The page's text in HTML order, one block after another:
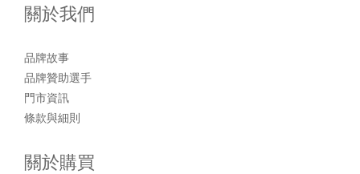
關於我們
品牌故事
品牌贊助選手
門市資訊
條款與細則
關於購買